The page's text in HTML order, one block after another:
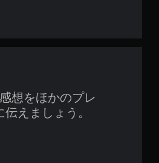
想をほかのプレ
伝えましょう。